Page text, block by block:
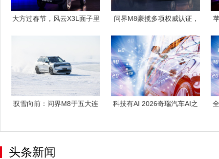
大方过春节，风云X3L面子里
​ 问界M8豪揽多项权威认证，
驭雪向前：问界M8于五大连
科技有AI 2026奇瑞汽车AI之
头条新闻